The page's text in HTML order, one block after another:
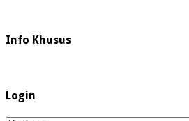
Info Khusus
Login